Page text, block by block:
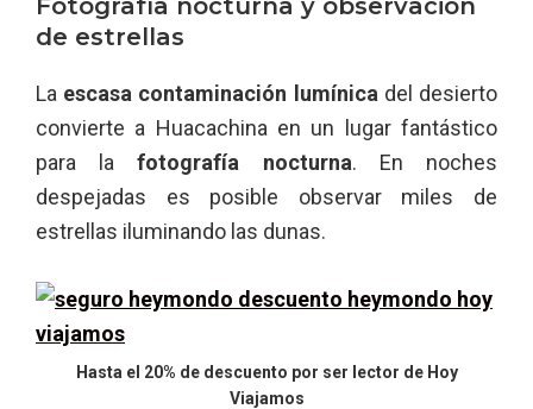
de estrellas
La escasa contaminación lumínica del desierto
convierte a Huacachina en un lugar fantástico
para lafotografía nocturna. En noches
despejadas es posible observar miles de
estrellas iluminando las dunas.
Hasta el 20% de descuento por ser lector de Hoy
Viajamos